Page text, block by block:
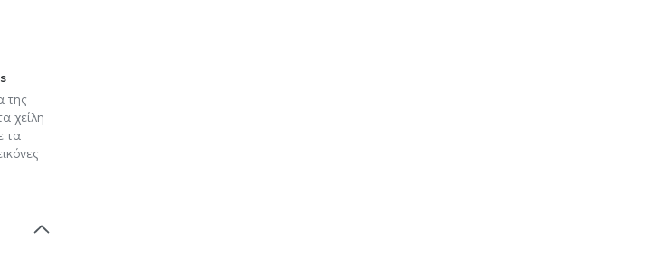
της
χείλη
τα